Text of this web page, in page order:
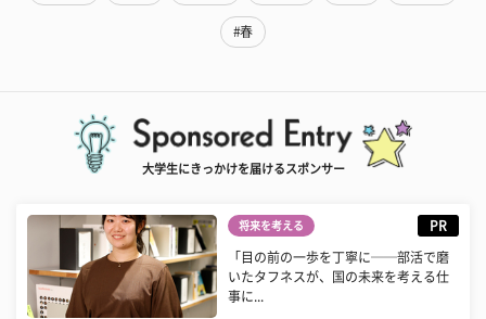
#春
大学生にきっかけを届けるスポンサー
将来を考える PR
「目の前の一歩を丁寧に──部活で磨
いたタフネスが、国の未来を考える仕
事に...